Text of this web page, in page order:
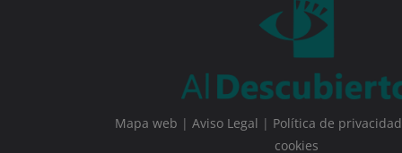
Mapa web | Aviso Legal | Política de privacidad
cookies